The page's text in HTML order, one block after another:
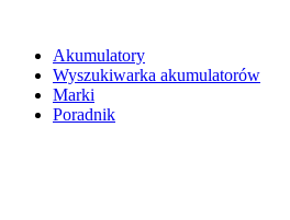
Akumulatory
Wyszukiwarka akumulatorów
Marki
Poradnik